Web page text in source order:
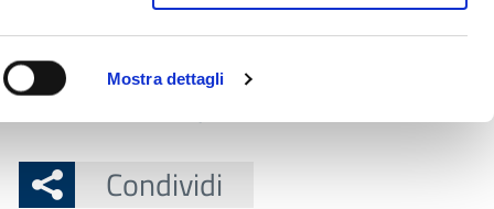
Mostra dettagli
Condividi